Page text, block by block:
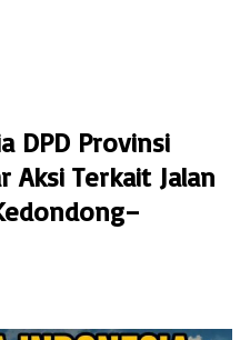
DPD Provinsi
Aksi Terkait Jalan